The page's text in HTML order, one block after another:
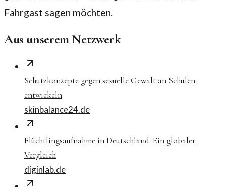
Fahrgast sagen möchten.
Aus unserem Netzwerk
Schutzkonzepte gegen sexuelle Gewalt an Schulen
entwickeln
skinbalance24.de
Flüchtlingsaufnahme in Deutschland: Ein globaler
Vergleich
diginlab.de